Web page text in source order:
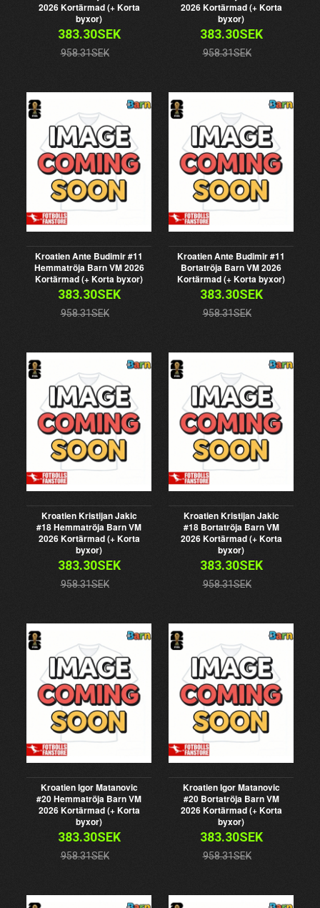
2026 Kortärmad (+ Korta
byxor)
383.30SEK
958.31SEK
2026 Kortärmad (+ Korta
byxor)
383.30SEK
958.31SEK
Kroatien Ante Budimir #11
Hemmatröja Barn VM 2026
Kortärmad (+ Korta byxor)
383.30SEK
958.31SEK
Kroatien Ante Budimir #11
Bortatröja Barn VM 2026
Kortärmad (+ Korta byxor)
383.30SEK
958.31SEK
Kroatien Kristijan Jakic
#18 Hemmatröja Barn VM
2026 Kortärmad (+ Korta
byxor)
383.30SEK
958.31SEK
Kroatien Kristijan Jakic
#18 Bortatröja Barn VM
2026 Kortärmad (+ Korta
byxor)
383.30SEK
958.31SEK
Kroatien Igor Matanovic
#20 Hemmatröja Barn VM
2026 Kortärmad (+ Korta
byxor)
383.30SEK
958.31SEK
Kroatien Igor Matanovic
#20 Bortatröja Barn VM
2026 Kortärmad (+ Korta
byxor)
383.30SEK
958.31SEK